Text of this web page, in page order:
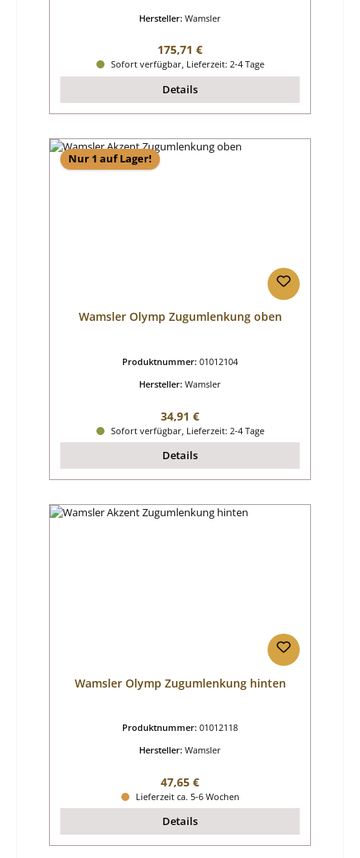
Hersteller: Wamsler
Regulärer Preis:
175,71 €
Sofort verfügbar, Lieferzeit: 2-4 Tage
Details
Nur 1 auf Lager!
Wamsler Olymp Zugumlenkung oben
Produktnummer: 01012104
Hersteller: Wamsler
Regulärer Preis:
34,91 €
Sofort verfügbar, Lieferzeit: 2-4 Tage
Details
Wamsler Olymp Zugumlenkung hinten
Produktnummer: 01012118
Hersteller: Wamsler
Regulärer Preis:
47,65 €
Lieferzeit ca. 5-6 Wochen
Details